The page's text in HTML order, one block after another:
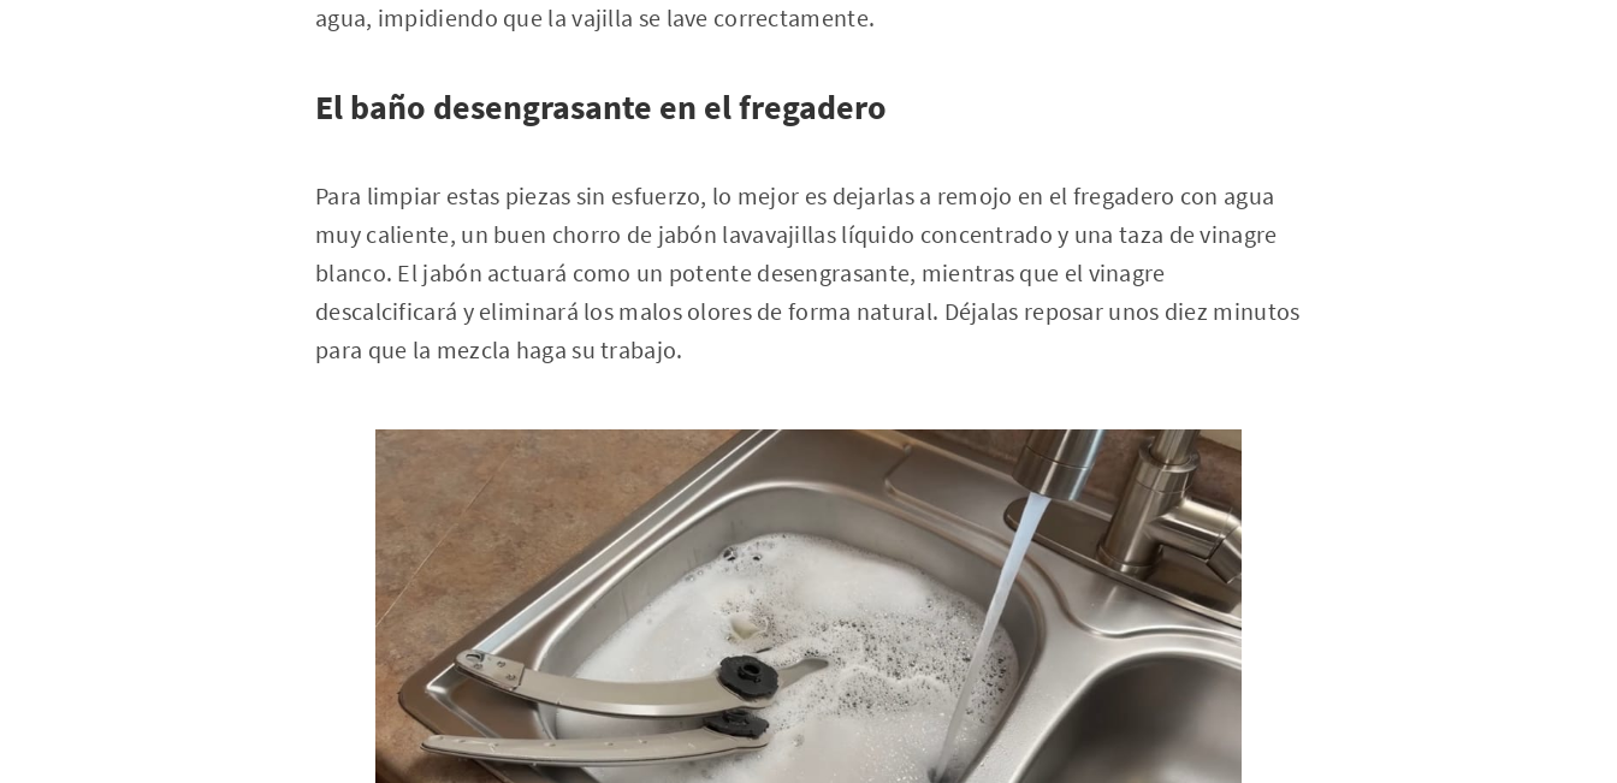
agua, impidiendo que la vajilla se lave correctamente.
El baño desengrasante en el fregadero
Para limpiar estas piezas sin esfuerzo, lo mejor es dejarlas a remojo en el fregadero con agua
muy caliente, un buen chorro de jabón lavavajillas líquido concentrado y una taza de vinagre
blanco. El jabón actuará como un potente desengrasante, mientras que el vinagre
descalcificará y eliminará los malos olores de forma natural. Déjalas reposar unos diez minutos
para que la mezcla haga su trabajo.